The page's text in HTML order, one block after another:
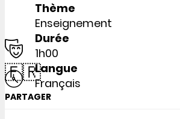
Thème
Enseignement
Durée
1h00
🇫🇷Langue
Français
PARTAGER